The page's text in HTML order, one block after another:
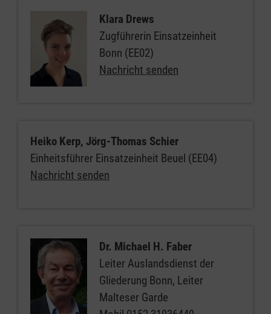
Klara Drews
Zugführerin Einsatzeinheit
Bonn (EE02)
Nachricht senden
Heiko Kerp, Jörg-Thomas Schier
Einheitsführer Einsatzeinheit Beuel (EE04)
Nachricht senden
Dr. Michael H. Faber
Leiter Auslandsdienst der
Gliederung Bonn, Leiter
Malteser Garde